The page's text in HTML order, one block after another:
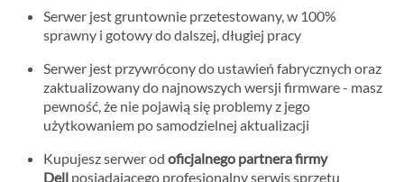
Serwer jest gruntownie przetestowany, w 100%
sprawny i gotowy do dalszej, długiej pracy
Serwer jest przywrócony do ustawień fabrycznych oraz
zaktualizowany do najnowszych wersji firmware - masz
pewność, że nie pojawią się problemy z jego
użytkowaniem po samodzielnej aktualizacji
Kupujesz serwer od oficjalnego partnera firmy
Dell posiadającego profesjonalny serwis sprzętu